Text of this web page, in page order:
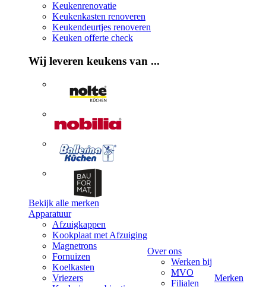
Keukenrenovatie
Keukenkasten renoveren
Keukendeurtjes renoveren
Keuken offerte check
Wij leveren keukens van ...
Bekijk alle merken
Apparatuur
Afzuigkappen
Kookplaat met Afzuiging
Magnetrons
Fornuizen
Koelkasten
Vriezers
Over ons
Werken bij
MVO
Filialen
Merken